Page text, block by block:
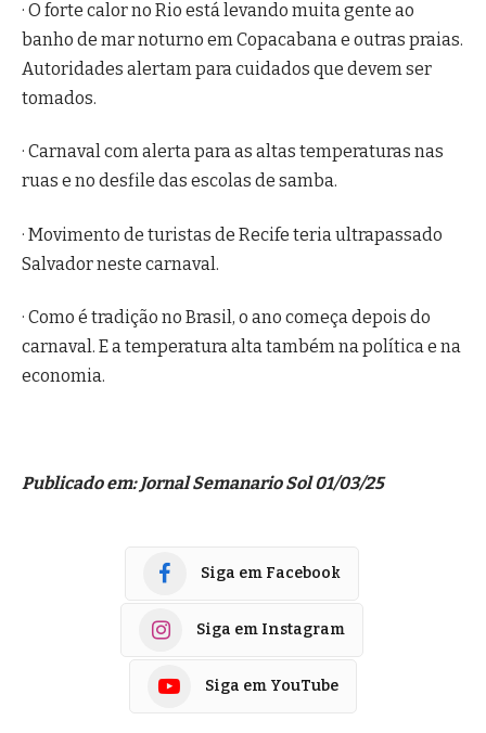
· O forte calor no Rio está levando muita gente ao
banho de mar noturno em Copacabana e outras praias.
Autoridades alertam para cuidados que devem ser
tomados.
· Carnaval com alerta para as altas temperaturas nas
ruas e no desfile das escolas de samba.
· Movimento de turistas de Recife teria ultrapassado
Salvador neste carnaval.
· Como é tradição no Brasil, o ano começa depois do
carnaval. E a temperatura alta também na política e na
economia.
Publicado em: Jornal Semanario Sol 01/03/25
Siga em Facebook
Siga em Instagram
Siga em YouTube